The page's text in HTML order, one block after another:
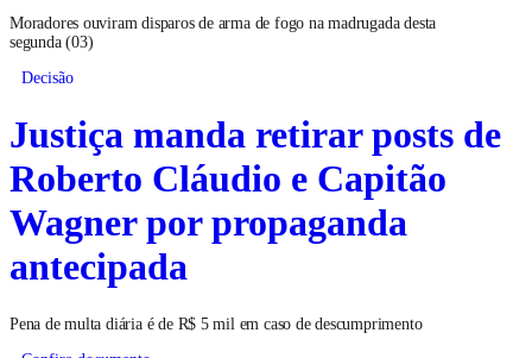
Moradores ouviram disparos de arma de fogo na madrugada desta
segunda (03)
Decisão
Justiça manda retirar posts de
Roberto Cláudio e Capitão
Wagner por propaganda
antecipada
Pena de multa diária é de R$ 5 mil em caso de descumprimento